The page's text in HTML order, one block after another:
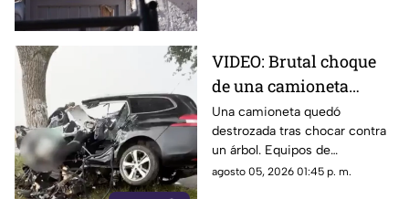
VIDEO: Brutal choque
de una camioneta
contra un árbol; quedó
completamente
destruida
Una camioneta quedó
destrozada tras chocar contra
un árbol. Equipos de
emergencia y peritos
agosto 05, 2026 01:45 p. m.